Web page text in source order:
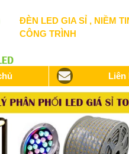
ĐÈN LED GIA SỈ , NIỀM
CÔNG TRÌNH
Liên